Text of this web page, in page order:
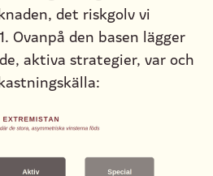
det riskgolv vi
Ovanpå den basen lägger
aktiva strategier, var och